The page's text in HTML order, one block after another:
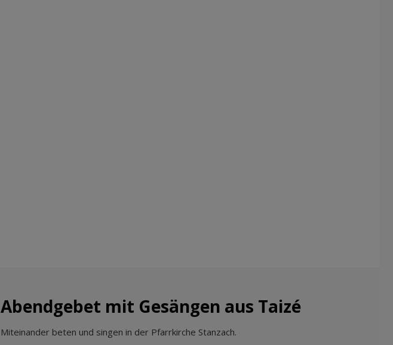
Abendgebet mit Gesängen aus Taizé
Miteinander beten und singen in der Pfarrkirche Stanzach.